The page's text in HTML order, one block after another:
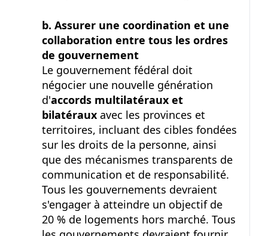
b. Assurer une coordination et une
collaboration entre tous les ordres
de gouvernement
Le gouvernement fédéral doit
négocier une nouvelle génération
d'accords multilatéraux et
bilatéraux avec les provinces et
territoires, incluant des cibles fondées
sur les droits de la personne, ainsi
que des mécanismes transparents de
communication et de responsabilité.
Tous les gouvernements devraient
s'engager à atteindre un objectif de
20 % de logements hors marché. Tous